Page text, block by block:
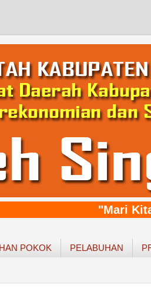
"Mari
POKOK PELABUHAN